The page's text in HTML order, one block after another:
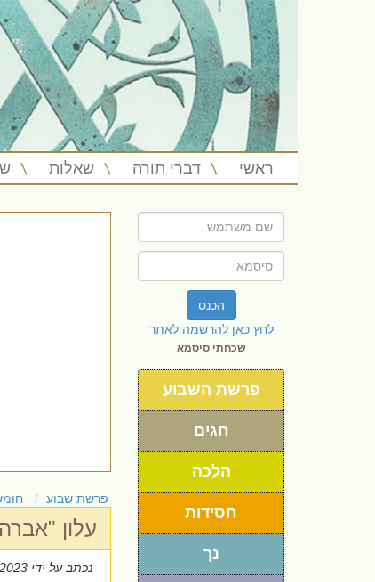
ראשי דברי תורה שאלות
הכנס
לחץ כאן להרשמה לאתר
שכחתי סיסמא
פרשת השבוע
חגים
הלכה
חסידות
נך
פרשת שבוע
עלון
נכתב על ידי